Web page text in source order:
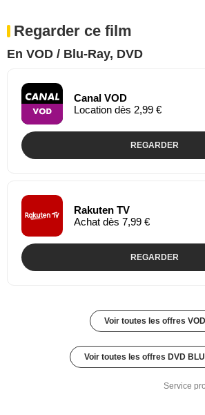
Regarder ce film
En VOD / Blu-Ray, DVD
Canal VOD
Location dès 2,99 €
REGARDER
Rakuten TV
Achat dès 7,99 €
REGARDER
Voir toutes les offres VOD
Voir toutes les offres DVD
Service